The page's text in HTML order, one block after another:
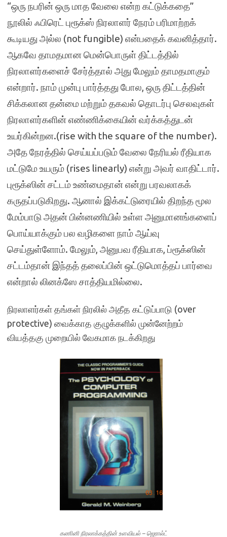
“ஒரு நபரின் ஒரு மாத வேலை என்ற கட்டுக்கதை”
நூலில் ஃபிரெட் புரூக்ஸ் நிரலாளர் நேரம் பரிமாற்றக்
கூடியது அல்ல (not fungible) என்பதைக் கவனித்தார்.
ஆகவே தாமதமான மென்பொருள் திட்டத்தில்
நிரலாளர்களைச் சேர்த்தால் அது மேலும் தாமதமாகும்
என்றார். நாம் முன்பு பார்த்தது போல, ஒரு திட்டத்தின்
சிக்கலான தன்மை மற்றும் தகவல் தொடர்பு செலவுகள்
நிரலாளர்களின் எண்ணிக்கையின் வர்க்கத்துடன்
உயர்கின்றன.(rise with the square of the number).
அதே நேரத்தில் செய்யப்படும் வேலை நேரியல் ரீதியாக
மட்டுமே உயரும் (rises linearly) என்று அவர் வாதிட்டார்.
புரூக்ஸின் சட்டம் உண்மைதான் என்று பரவலாகக்
கருதப்படுகிறது. ஆனால் இக்கட்டுரையில் திறந்த மூல
மேம்பாடு அதன் பின்னணியில் உள்ள அனுமானங்களைப்
பொய்யாக்கும் பல வழிகளை நாம் ஆய்வு
செய்துள்ளோம். மேலும், அனுபவ ரீதியாக, ப்ரூக்ஸின்
சட்டம்தான் இந்தத் தலைப்பின் ஒட்டுமொத்தப் பார்வை
என்றால் லினக்ஸே சாத்தியமில்லை.
நிரலாளர்கள் தங்கள் நிரலில் அதீத கட்டுப்பாடு (over
protective) வைக்காத குழுக்களில் முன்னேற்றம்
வியத்தகு முறையில் வேகமாக நடக்கிறது
கணினி நிரலாக்கத்தின் உளவியல் – ஜெரால்ட்